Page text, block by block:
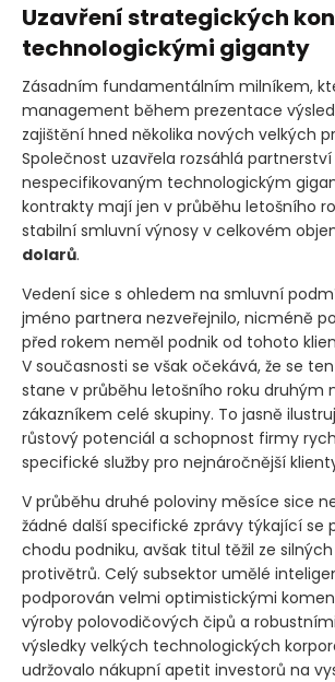
Uzavření strategických
technologickými giganty
Zásadním fundamentálním milníkem,
management během prezentace
zajištění hned několika nových velkých
Společnost uzavřela rozsáhlá partnerství
nespecifikovaným technologickým
kontrakty mají jen v průběhu letošního
stabilní smluvní výnosy v celkovém
dolarů.
Vedení sice s ohledem na smluvní
jméno partnera nezveřejnilo, nicméně
před rokem neměl podnik od tohoto
V současnosti se však očekává, že se
stane v průběhu letošního roku druhým
zákazníkem celé skupiny. To jasně
růstový potenciál a schopnost firmy
specifické služby pro nejnáročnější
V průběhu druhé poloviny měsíce sice
žádné další specifické zprávy týkající se
chodu podniku, avšak titul těžil ze
protivětrů. Celý subsektor umělé
podporován velmi optimistickými
výroby polovodičových čipů a
výsledky velkých technologických
udržovalo nákupní apetit investorů na